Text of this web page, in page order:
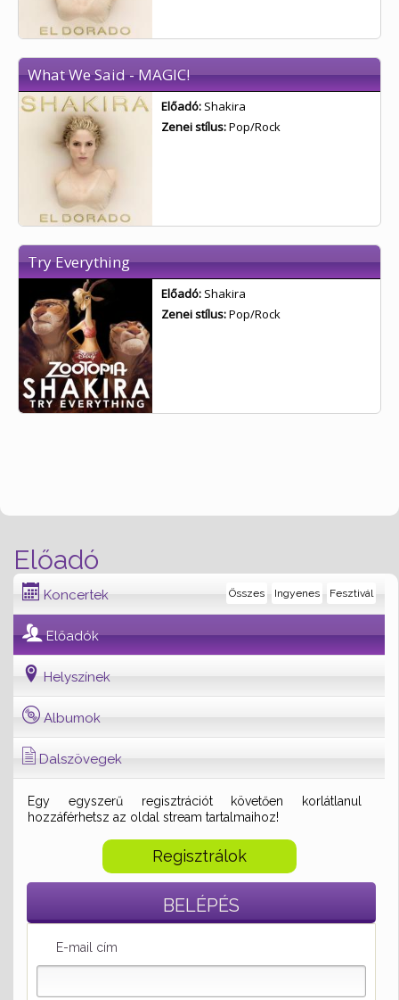
Előadó
Koncertek Fesztivál
Ingyenes
Összes
Előadók
Helyszínek
Albumok
Dalszövegek
Egy egyszerű regisztrációt követően korlátlanul
hozzáférhetsz az oldal stream tartalmaihoz!
Regisztrálok
BELÉPÉS
E-mail cím
What We Said - MAGIC!
Előadó: Shakira
Zenei stílus:Pop/Rock
Try Everything
Előadó: Shakira
Zenei stílus:Pop/Rock